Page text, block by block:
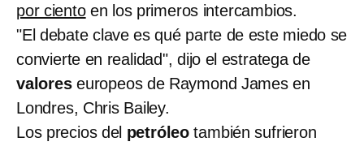
por cientoen los primeros intercambios.
"El debate clave es qué parte de este miedo se
convierte en realidad", dijo el estratega de
valores europeos de Raymond James en
Londres, Chris Bailey.
Los precios del petróleo también sufrieron